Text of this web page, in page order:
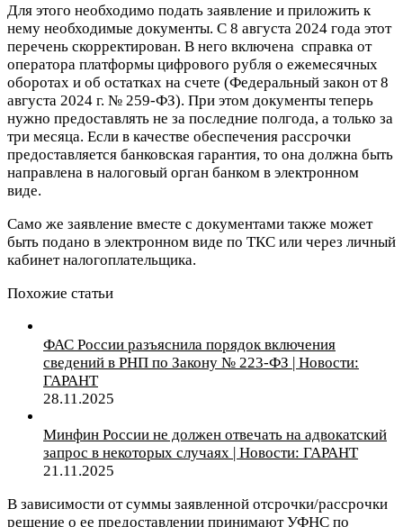
Для этого необходимо подать заявление и приложить к
нему необходимые документы. С 8 августа 2024 года этот
перечень скорректирован. В него включена справка от
оператора платформы цифрового рубля о ежемесячных
оборотах и об остатках на счете (Федеральный закон от 8
августа 2024 г. № 259-ФЗ). При этом документы теперь
нужно предоставлять не за последние полгода, а только за
три месяца. Если в качестве обеспечения рассрочки
предоставляется банковская гарантия, то она должна быть
направлена в налоговый орган банком в электронном
виде.
Само же заявление вместе с документами также может
быть подано в электронном виде по ТКС или через личный
кабинет налогоплательщика.
Похожие статьи
ФАС России разъяснила порядок включения
сведений в РНП по Закону № 223-ФЗ | Новости:
ГАРАНТ
28.11.2025
Минфин России не должен отвечать на адвокатский
запрос в некоторых случаях | Новости: ГАРАНТ
21.11.2025
В зависимости от суммы заявленной отсрочки/рассрочки
решение о ее предоставлении принимают УФНС по